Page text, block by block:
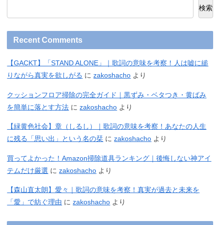
検索
Recent Comments
【GACKT】「STAND ALONE」｜歌詞の意味を考察！人は嘘に縋
りながら真実を欲しがる にzakoshacho より
クッションフロア掃除の完全ガイド｜黒ずみ・ベタつき・黄ばみ
を簡単に落とす方法 にzakoshacho より
【緑黄色社会】章（しるし）｜歌詞の意味を考察！あなたの人生
に残る「思い出」という名の栞 にzakoshacho より
買ってよかった！Amazon掃除道具ランキング｜後悔しない神アイ
テムだけ厳選 にzakoshacho より
【森山直太朗】愛々｜歌詞の意味を考察！真実が過去と未来を
「愛」で紡ぐ理由 にzakoshacho より